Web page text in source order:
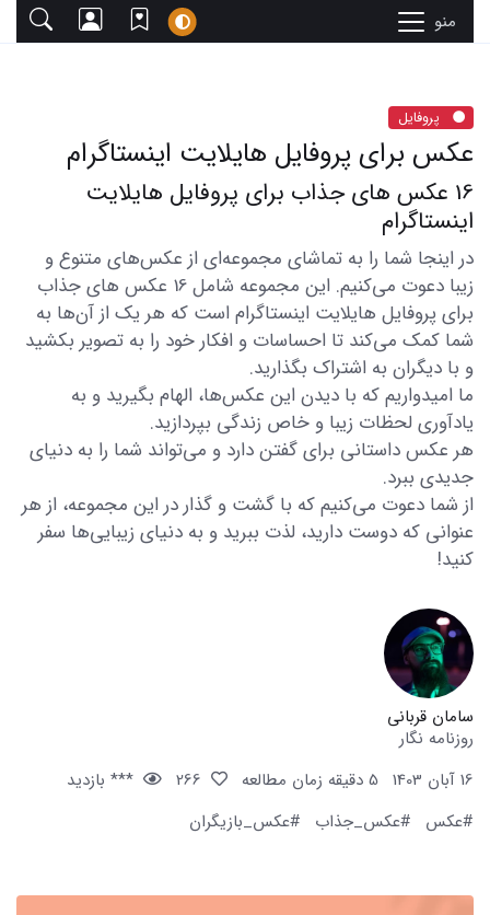
منو
پروفایل
عکس برای پروفایل هایلایت اینستاگرام
16 عکس های جذاب برای پروفایل هایلایت
اینستاگرام
در اینجا شما را به تماشای مجموعه‌ای از عکس‌های متنوع و
زیبا دعوت می‌کنیم. این مجموعه شامل 16 عکس های جذاب
برای پروفایل هایلایت اینستاگرام است که هر یک از آن‌ها به
شما کمک می‌کند تا احساسات و افکار خود را به تصویر بکشید
و با دیگران به اشتراک بگذارید.
ما امیدواریم که با دیدن این عکس‌ها، الهام بگیرید و به
یادآوری لحظات زیبا و خاص زندگی بپردازید.
هر عکس داستانی برای گفتن دارد و می‌تواند شما را به دنیای
جدیدی ببرد.
از شما دعوت می‌کنیم که با گشت و گذار در این مجموعه، از هر
عنوانی که دوست دارید، لذت ببرید و به دنیای زیبایی‌ها سفر
کنید!
سامان قربانی
روزنامه نگار
16 آبان 1403
5 دقیقه زمان مطالعه
*** بازدید
#عکس
#عکس_جذاب #عکس_بازیگران